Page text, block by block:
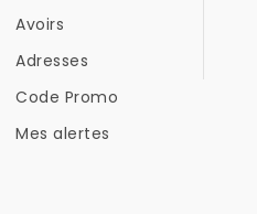
Avoirs
Adresses
Code Promo
Mes alertes